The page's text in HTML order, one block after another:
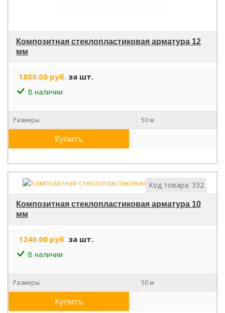
Композитная стеклопластиковая арматура 12
мм
1800.00 руб. за шт.
В наличии
Размеры 50 м
Купить
Код товара: 332
Композитная стеклопластиковая арматура 10
мм
1240.00 руб. за шт.
В наличии
Размеры 50 м
Купить